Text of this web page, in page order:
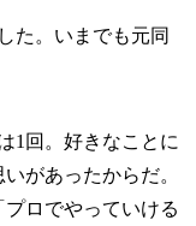
た。いまでも元同
1回。好きなことに
があったからだ。
ロでやっていける